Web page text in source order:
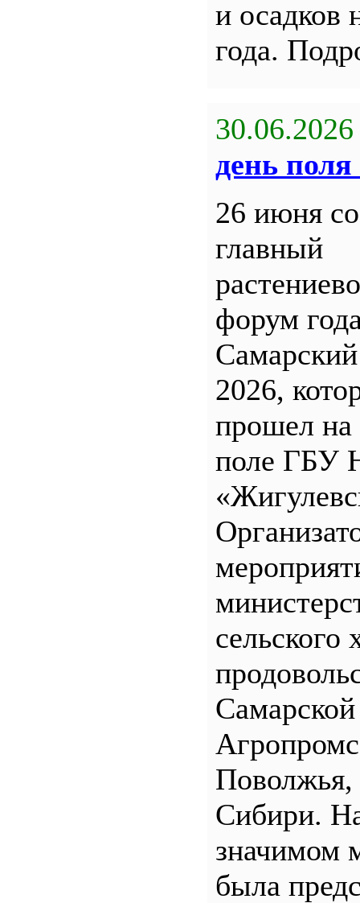
и осадков
года.
30.06.2026
день поля
26 июня
главный
форум
2026,
прошел
поле ГБУ
сельского
Поволжья,
Сибири.
значимом
была